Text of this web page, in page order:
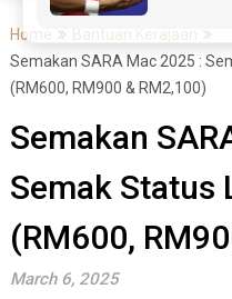
Home
Bantuan Kerajaan
Semakan SARA Mac 2025 :
(RM600, RM900 & RM2,100)
Semakan
Semak Status
(RM600,
March 6, 2025